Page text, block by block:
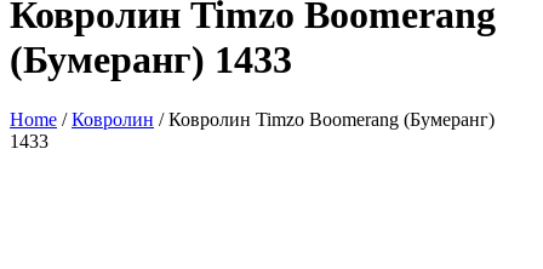
Ковролин Timzo Boomerang
(Бумеранг) 1433
Home /Ковролин / Ковролин Timzo Boomerang (Бумеранг)
1433